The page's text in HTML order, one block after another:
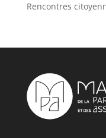
Rencontres